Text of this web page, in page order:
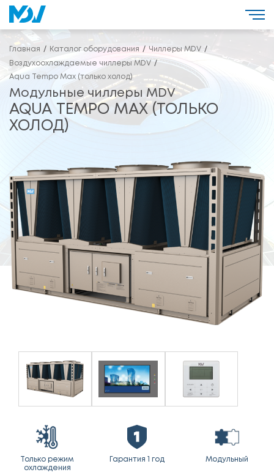
Главная Каталог оборудования Чиллеры MDV
Воздухоохлаждаемые чиллеры MDV
Aqua Tempo Max (только холод)
Модульные чиллеры MDV
AQUA TEMPO MAX (ТОЛЬКО
ХОЛОД)
Только режим
охлаждения
Гарантия 1 год Модульный